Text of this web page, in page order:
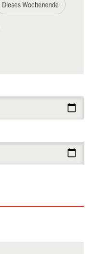
Dieses Wochenende